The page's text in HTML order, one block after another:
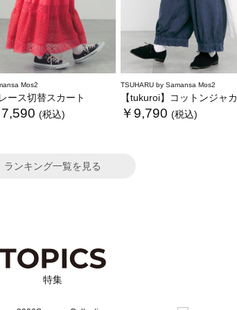
Mos2
ース切替スカート
7,590 (税込)
TSUHARU by Samansa Mos2
【tukuroi】コットンジャカード製品染め裾フリルパンツ《WEB限定》
￥9,790 (税込)
ランキング一覧を見る
特集